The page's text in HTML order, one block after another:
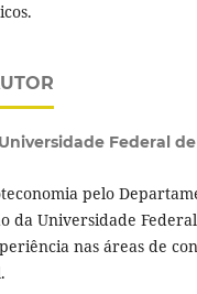
Universidade Federal de
pelo
da Universidade
nas áreas de